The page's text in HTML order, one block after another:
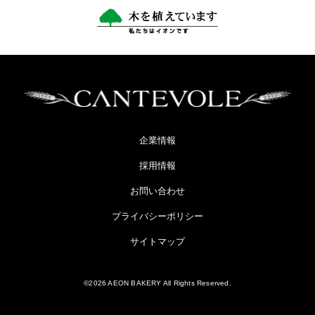
企業情報
採用情報
お問い合わせ
プライバシーポリシー
サイトマップ
©2026 AEON BAKERY All Rights Reserved.